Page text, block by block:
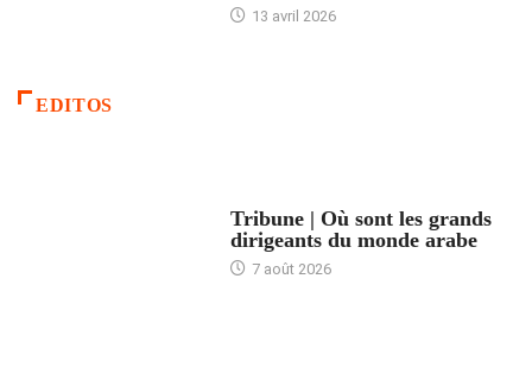
13 avril 2026
EDITOS
Tribune | Où sont les grands
dirigeants du monde arabe
7 août 2026